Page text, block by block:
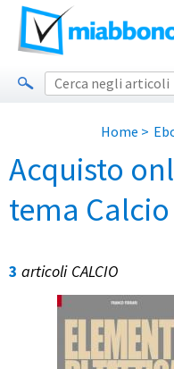
Home >
Acquisto
tema Calcio
3 articoli CALCIO